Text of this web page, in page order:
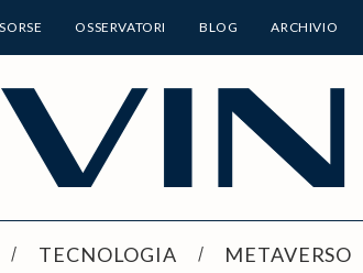
OSSERVATORI BLOG ARCHIVIO
TECNOLOGIA METAVERSO